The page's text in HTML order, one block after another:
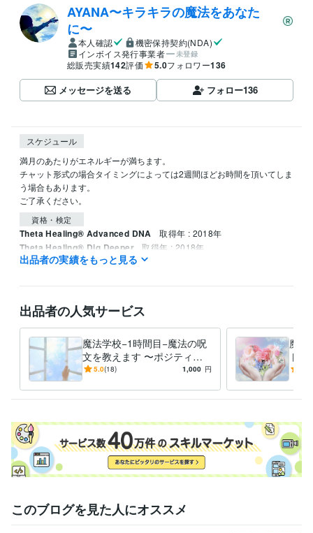
AYANA〜キラキラの魔法をあなた
に〜
本人確認
機密保持契約(NDA)
インボイス発行事業者
未登録
総販売実績142評価 5.0フォロワー136
メッセージを送る フォロー136
スケジュール
満月のあたりがエネルギーが満ちます。
チャット形式の場合タイミングによっては2週間ほどお時間を頂いてしま
う場合もあります。
資格・検定
Theta Healing® Advanced DNA 取得年 : 2018年
Theta Healing® Dig Deeper 取得年 : 2018年
占い エネルギー調整、未来、思考を変える
出品者の実績をもっと見る
出品者の人気サービス
魔法学校−1時間目−魔法の呪
文を教えます 〜ポジティブ
になる魔法をかけて思い通り
5.0(18) 1,000 円
魔法
ト
ティ
う〜
このブログを見た人にオススメ